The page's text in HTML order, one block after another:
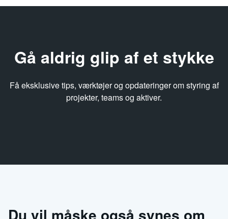
Gå aldrig glip af et stykke
Få eksklusive tips, værktøjer og opdateringer om styring af
projekter, teams og aktiver.
Du vil måske også synes om